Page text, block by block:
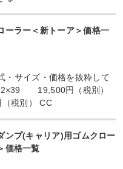
ーラー＜新トーア＞価格一
・サイズ・価格を抜粋して
19,500円（税別）
別） CC
ンプ(キャリア)用ゴムクロー
価格一覧